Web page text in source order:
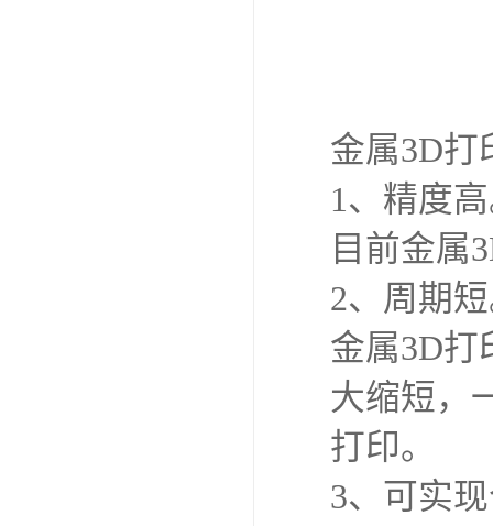
金属3D打
1、精度
目前金属
2、周期
金属3D打
大缩短，
打印。
3、可实